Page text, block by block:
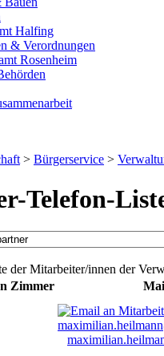
Halfing
& Verordnungen
Rosenheim
> Bürgerservice >
Telefon-
der Mitarbeiter/innen der
Zimmer